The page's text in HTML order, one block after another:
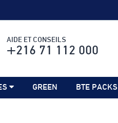
AIDE ET CONSEILS
+216 71 112 000
GREEN BTE PACKS